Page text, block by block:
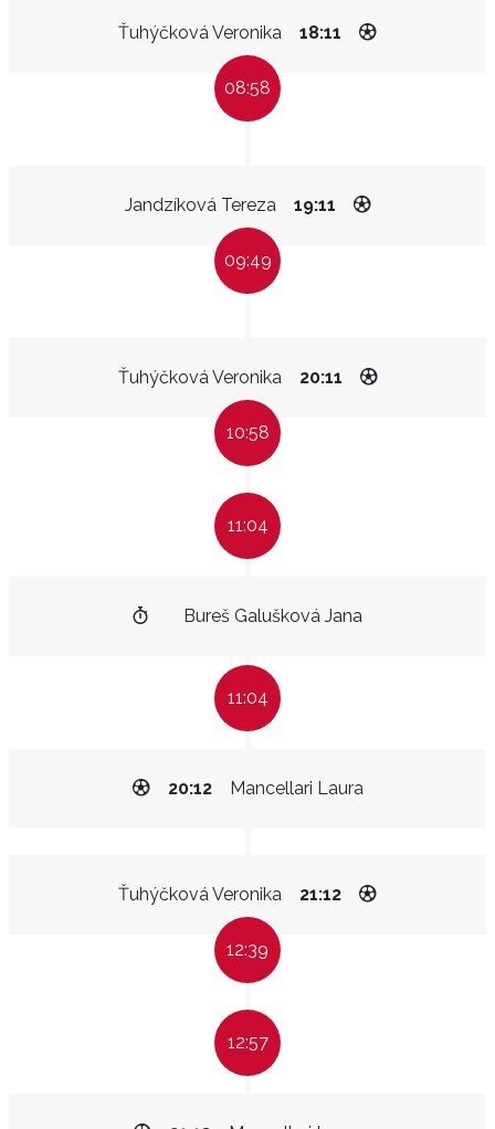
Ťuhýčková Veronika 18:11
08:58
Jandzíková Tereza 19:11
09:49
Ťuhýčková Veronika 20:11
10:58
11:04
Bureš Galušková Jana
11:04
Mancellari Laura
20:12
Ťuhýčková Veronika 21:12
12:39
12:57